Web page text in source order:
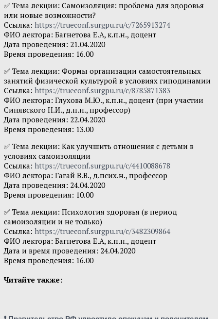
✅ Тема лекции: Самоизоляция: проблема для здоровья
или новые возможности?
Ссылка: https://trueconf.surgpu.ru/c/7265913274
ФИО лектора: Багнетова Е.А, к.п.н., доцент
Дата проведения: 21.04.2020
Время проведения: 16.00
✅ Тема лекции: Формы организации самостоятельных
занятий физической культурой в условиях гиподинамии
Ссылка: https://trueconf.surgpu.ru/c/8785871383
ФИО лектора: Глухова М.Ю., к.п.н., доцент (при участии
Синявского Н.И., д.п.н., профессор)
Дата проведения: 22.04.2020
Время проведения: 13.00
✅ Тема лекции: Как улучшить отношения с детьми в
условиях самоизоляции
Ссылка: https://trueconf.surgpu.ru/c/4410088678
ФИО лектора: Гагай В.В., д.псих.н., профессор
Дата проведения: 24.04.2020
Время проведения: 10.00
✅ Тема лекции: Психология здоровья (в период
самоизоляции и не только)
Ссылка: https://trueconf.surgpu.ru/c/3482309864
ФИО лектора: Багнетова Е.А, к.п.н., доцент
Дата и время проведения: 24.04.2020
Время проведения: 16.00
Читайте также: